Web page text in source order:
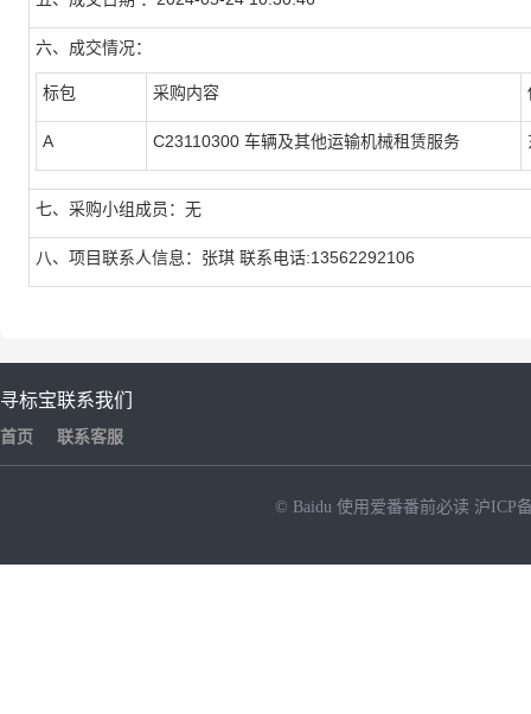
六、成交情况：
标包 采购内容
A C23110300 车辆及其他运输机械租赁服务
七、采购小组成员：无
八、项目联系人信息：张琪 联系电话:13562292106
寻标宝
首页
联系我们
联系客服
© Baidu 使用爱番番前必读 沪ICP